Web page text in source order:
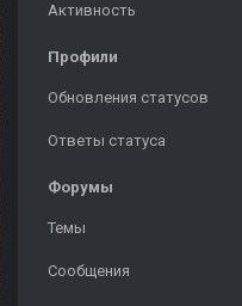
Активность
Профили
Обновления статусов
Ответы статуса
Форумы
Темы
Сообщения